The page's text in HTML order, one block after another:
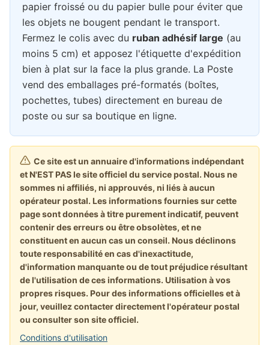
papier froissé ou du papier bulle pour éviter que
les objets ne bougent pendant le transport.
Fermez le colis avec du ruban adhésif large (au
moins 5 cm) et apposez l'étiquette d'expédition
bien à plat sur la face la plus grande. La Poste
vend des emballages pré-formatés (boîtes,
pochettes, tubes) directement en bureau de
poste ou sur sa boutique en ligne.
Ce site est un annuaire d'informations indépendant
et N'EST PAS le site officiel du service postal. Nous ne
sommes ni affiliés, ni approuvés, ni liés à aucun
opérateur postal. Les informations fournies sur cette
page sont données à titre purement indicatif, peuvent
contenir des erreurs ou être obsolètes, et ne
constituent en aucun cas un conseil. Nous déclinons
toute responsabilité en cas d'inexactitude,
d'information manquante ou de tout préjudice résultant
de l'utilisation de ces informations. Utilisation à vos
propres risques. Pour des informations officielles et à
jour, veuillez contacter directement l'opérateur postal
ou consulter son site officiel.
Conditions d'utilisation